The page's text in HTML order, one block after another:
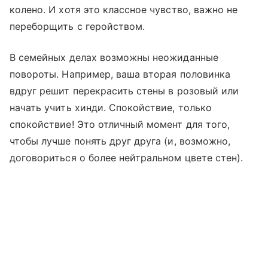
колено. И хотя это классное чувство, важно не
переборщить с геройством.
В семейных делах возможны неожиданные
повороты. Например, ваша вторая половинка
вдруг решит перекрасить стены в розовый или
начать учить хинди. Спокойствие, только
спокойствие! Это отличный момент для того,
чтобы лучше понять друг друга (и, возможно,
договориться о более нейтральном цвете стен).